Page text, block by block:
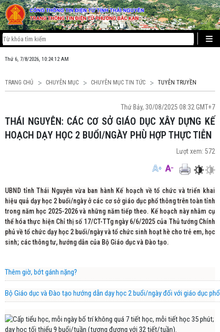
Thứ 6, 7/8/2026, 10:24:12 AM
TRANG CHỦ CHUYÊN MỤC CHUYÊN MỤC TIN TỨC TUYÊN TRUYỀN
Thứ Bảy, 30/08/2025 08:32 GMT+7
THÁI NGUYÊN: CÁC CƠ SỞ GIÁO DỤC XÂY DỰNG KẾ
HOẠCH DẠY HỌC 2 BUỔI/NGÀY PHÙ HỢP THỰC TIỄN
Lượt xem: 572
UBND tỉnh Thái Nguyên vừa ban hành Kế hoạch về tổ chức và triển khai
hiệu quả dạy học 2 buổi/ngày ở các cơ sở giáo dục phổ thông trên toàn tỉnh
trong năm học 2025-2026 và những năm tiếp theo. Kế hoạch này nhằm cụ
thể hóa thực hiện Chỉ thị số 17/CT-TTg ngày 6/6/2025 của Thủ tướng Chính
phủ về tổ chức dạy học 2 buổi/ngày và tổ chức sinh hoạt hè cho trẻ em, học
sinh; các thông tư, hướng dẫn của Bộ Giáo dục và Đào tạo.
Thêm giờ, bớt gánh nặng?
Bộ Giáo dục và Đào tạo hướng dẫn dạy học 2 buổi/ngày đối với giáo dục